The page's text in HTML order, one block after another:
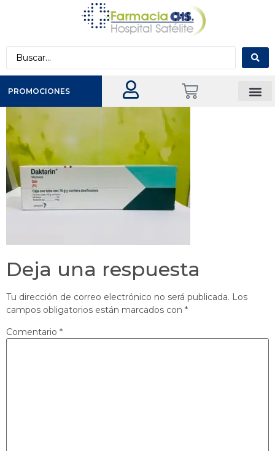
PROMOCIONES
Deja una respuesta
Tu dirección de correo electrónico no será publicada. Los
campos obligatorios están marcados con *
Comentario *